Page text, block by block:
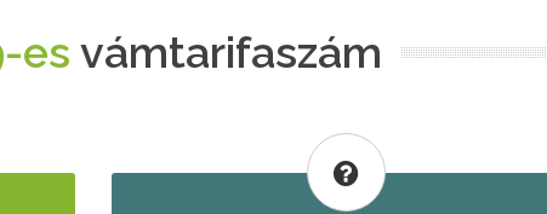
es vámtarifaszám